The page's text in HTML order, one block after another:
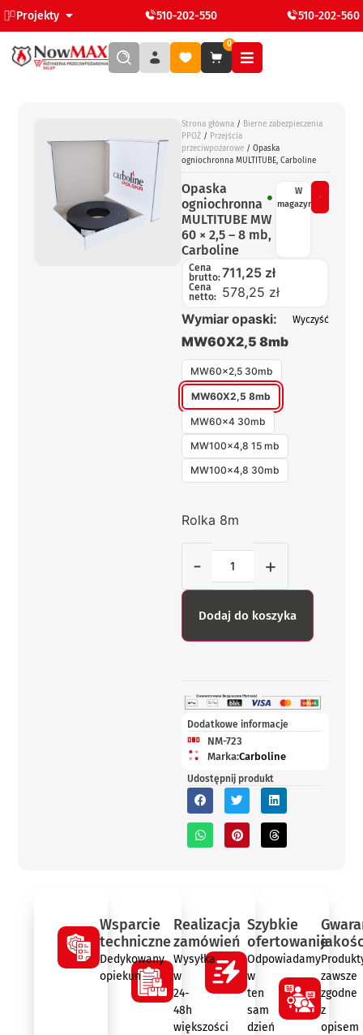
Projekty 510-202-550 510-202-560
0
Strona główna / Bierne zabezpieczenia
PPOŻ / Przejścia
przeciwpożarowe / Opaska
ogniochronna MULTITUBE, Carboline
Opaska
ogniochronna
MULTITUBE MW
60 × 2,5 – 8 mb,
Carboline
W
magazynie
Cena
brutto:711,25 zł
Cena
netto: 578,25 zł
Wymiar opaski:
MW60X2,5 8mb
MW60x2,5 30mb
MW60X2,5 8mb
MW60x4 30mb
MW100x4,8 15 mb
MW100x4,8 30mb
Wyczyść
Rolka 8m
- +
Dodaj do koszyka
Dodatkowe informacje
NM-723
Marka:Carboline
Udostępnij produkt
Wsparcie
techniczne
Dedykowany
opiekun
Realizacja
zamówień
Wysyłka
w
24-
48h
większości
Szybkie
ofertowanie
Odpowiadamy
w
ten
sam
dzień
zawsze
zgodne
z
opisem